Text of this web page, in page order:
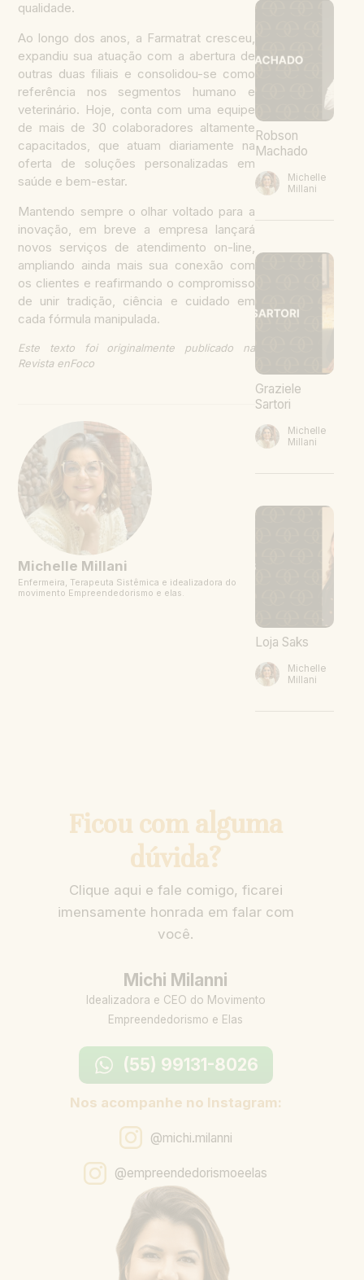
qualidade.
Ao longo dos anos, a Farmatrat cresceu,
expandiu sua atuação com a abertura de
outras duas filiais e consolidou-se como
referência nos segmentos humano e
veterinário. Hoje, conta com uma equipe
de mais de 30 colaboradores altamente
capacitados, que atuam diariamente na
oferta de soluções personalizadas em
saúde e bem-estar.
Mantendo sempre o olhar voltado para a
inovação, em breve a empresa lançará
novos serviços de atendimento on-line,
ampliando ainda mais sua conexão com
os clientes e reafirmando o compromisso
de unir tradição, ciência e cuidado em
cada fórmula manipulada.
Este texto foi originalmente publicado na
Revista enFoco
Michelle Millani
Enfermeira, Terapeuta Sistêmica e idealizadora do
movimento Empreendedorismo e elas.
Robson
Machado
Michelle
Millani
Graziele
Sartori
Michelle
Millani
Loja Saks
Michelle
Millani
Ficou com alguma
dúvida?
Clique aqui e fale comigo, ficarei
imensamente honrada em falar com
você.
Michi Milanni
Idealizadora e CEO do Movimento
Empreendedorismo e Elas
(55) 99131-8026
Nos acompanhe no Instagram:
@michi.milanni
@empreendedorismoeelas